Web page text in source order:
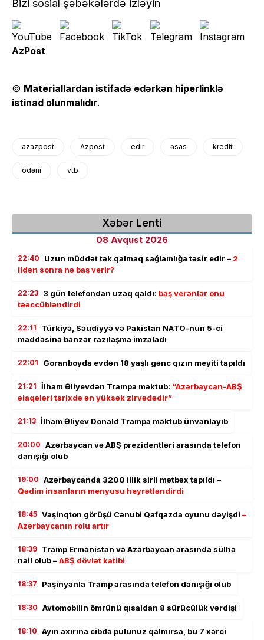
Bizi sosial şəbəkələrdə izləyin
AzPost
© Materiallardan istifadə edərkən hiperlinklə
istinad olunmalıdır.
azazpost Azpost edir əsas kredit
ödəni vtb
Xəbər Lenti
08 Avqust 2026
22:40 Uzun müddət tək qalmaq sağlamlığa təsir edir – 2
ildən sonra nə baş verir?
22:23 3 gün telefondan uzaq qaldı: baş verənlər onu
təəccübləndirdi
22:11
Türkiyə, Səudiyyə və Pakistan NATO-nun 5-ci
maddəsinə bənzər razılaşma imzaladı
22:01 Goranboyda evdən 18 yaşlı gənc qızın meyiti tapıldı
21:21 İlham Əliyevdən Trampa məktub: “Azərbaycan-ABŞ
əlaqələri tarixdə ən yüksək zirvədədir”
21:13 İlham Əliyev Donald Trampa məktub ünvanlayıb
20:00 Azərbaycan və ABŞ prezidentləri arasında telefon
danışığı olub
19:00 Azərbaycanda 3200 illik sirli mətbəx tapıldı –
Qədim insanların menyusu heyrətləndirdi
18:45 Vaşinqton görüşü Cənubi Qafqazda oyunu dəyişdi –
Azərbaycanın rolu artır
18:39 Tramp Ermənistan və Azərbaycan arasında sülhə
nail olub –ABŞ dövlət katibi
18:37 Paşinyanla Tramp arasında telefon danışığı olub
18:30 Avtomobilin ömrünü qısaldan 8 sürücülük vərdişi
18:10 Ayın axırına cibdə pulunuz qalmırsa, bu 7 xərci